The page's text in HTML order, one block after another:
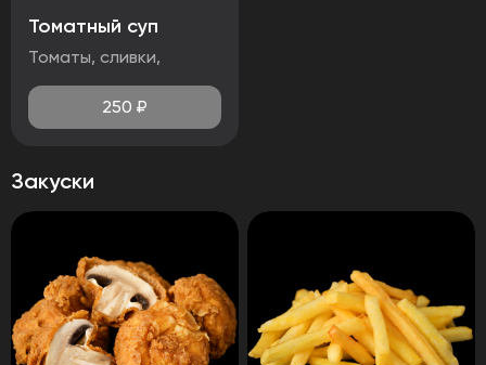
Томатный суп
Томаты, сливки,
250 ₽
Закуски